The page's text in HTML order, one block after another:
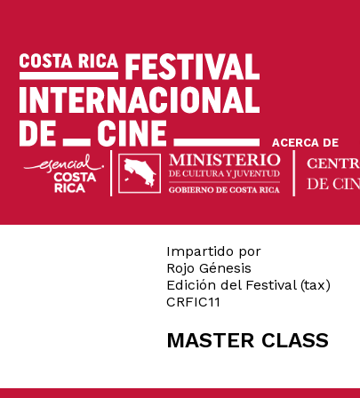
principal
ACERCA DE
Impartido por
Rojo Génesis
Edición del Festival (tax)
CRFIC11
MASTER CLASS